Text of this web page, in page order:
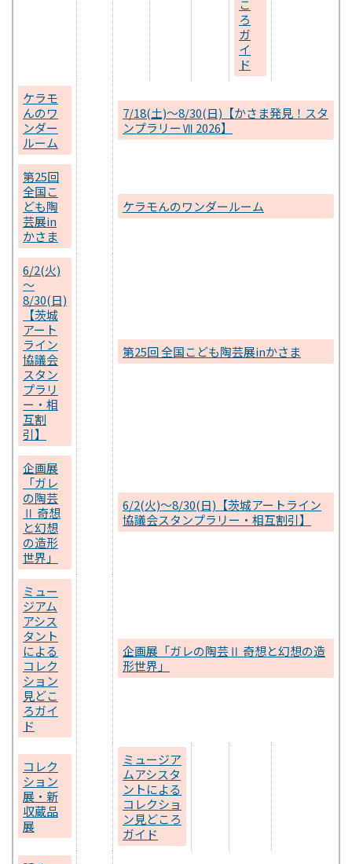
こ
ろ
ガ
イ
ド
ケラモ
んのワ
ンダー
ルーム
7/18(土)～8/30(日)【かさま発見！スタ
ンプラリーⅦ 2026】
第25回
全国こ
ども陶
芸展in
かさま
ケラモんのワンダールーム
6/2(火)
～
8/30(日)
【茨城
アート
ライン
協議会
スタン
プラリ
ー・相
互割
引】
第25回 全国こども陶芸展inかさま
企画展
「ガレ
の陶芸
Ⅱ 奇想
と幻想
の造形
世界」
6/2(火)～8/30(日)【茨城アートライン
協議会スタンプラリー・相互割引】
ミュー
ジアム
アシス
タント
による
コレク
ション
見どこ
ろガイ
ド
企画展「ガレの陶芸Ⅱ 奇想と幻想の造
形世界」
コレク
ション
展・新
収蔵品
展
ミュージア
ムアシスタ
ントによる
コレクショ
ン見どころ
ガイド